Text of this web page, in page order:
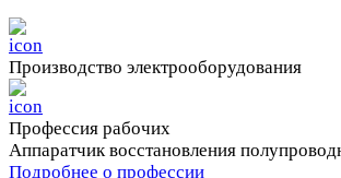
Производство электрооборудования
Профессия рабочих
Аппаратчик восстановления
Подробнее о профессии